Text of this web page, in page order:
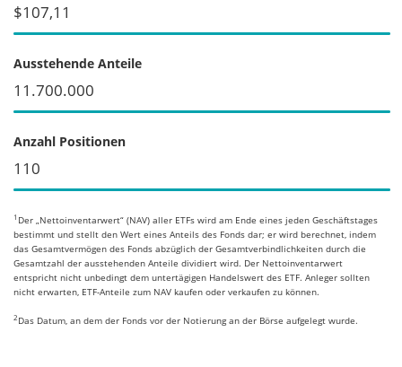
$107,11
Ausstehende Anteile
11.700.000
Anzahl Positionen
110
1 Der „Nettoinventarwert“ (NAV) aller ETFs wird am Ende eines jeden Geschäftstages
bestimmt und stellt den Wert eines Anteils des Fonds dar; er wird berechnet, indem
das Gesamtvermögen des Fonds abzüglich der Gesamtverbindlichkeiten durch die
Gesamtzahl der ausstehenden Anteile dividiert wird. Der Nettoinventarwert
entspricht nicht unbedingt dem untertägigen Handelswert des ETF. Anleger sollten
nicht erwarten, ETF-Anteile zum NAV kaufen oder verkaufen zu können.
2 Das Datum, an dem der Fonds vor der Notierung an der Börse aufgelegt wurde.